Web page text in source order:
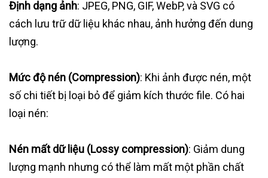
Định dạng ảnh: JPEG, PNG, GIF, WebP, và SVG có
cách lưu trữ dữ liệu khác nhau, ảnh hưởng đến dung
lượng.
Mức độ nén (Compression): Khi ảnh được nén, một
số chi tiết bị loại bỏ để giảm kích thước file. Có hai
loại nén:
Nén mất dữ liệu (Lossy compression): Giảm dung
lượng mạnh nhưng có thể làm mất một phần chất